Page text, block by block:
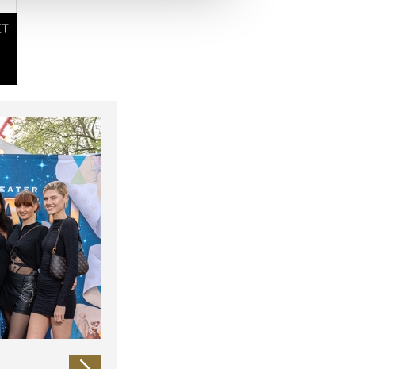
führen diese Informationen
die sie im Rahmen Ihrer Nutzung